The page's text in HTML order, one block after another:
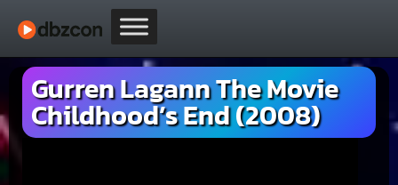
Gurren Lagann The Movie
Childhood’s End (2008)